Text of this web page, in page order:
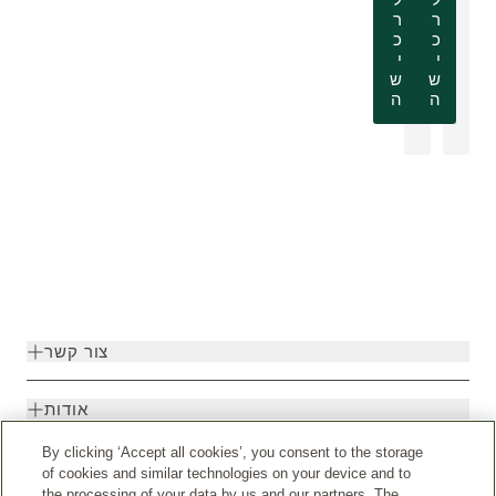
ר
כ
י
ש
ה
ר
כ
י
ש
ה
צור קשר
אודות
By clicking ‘Accept all cookies’, you consent to the storage
of cookies and similar technologies on your device and to